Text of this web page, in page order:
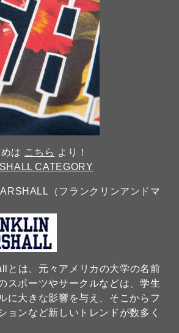
は こちら より！
CATEGORY
（フランクリンアンドマ
とは、元々アメリカの大学の名前
スポーツやサークルなどは、学生
に大きな影響を与え、そこからフ
ョンなど新しいトレンドが数多く